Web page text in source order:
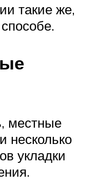
такие же,
местные
несколько
укладки